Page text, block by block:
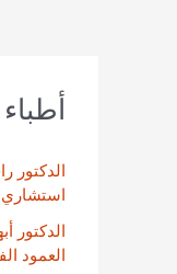
الدكتور
استشاري
الدكتور
العمود